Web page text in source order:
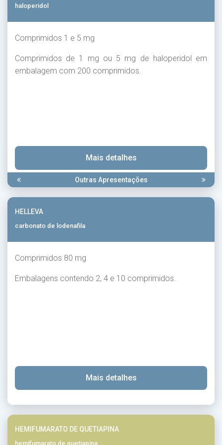
haloperidol
Comprimidos 1 e 5 mg
Comprimidos de 1 mg ou 5 mg de haloperidol em
embalagem com 200 comprimidos.
Mais detalhes
Outras Apresentações
HELLEVA
carbonato de lodenafila
Comprimidos 80 mg
Embalagens contendo 2, 4 e 10 comprimidos.
Mais detalhes
HEMIFUMARATO DE QUETIAPINA
hemifumarato de quetiapina